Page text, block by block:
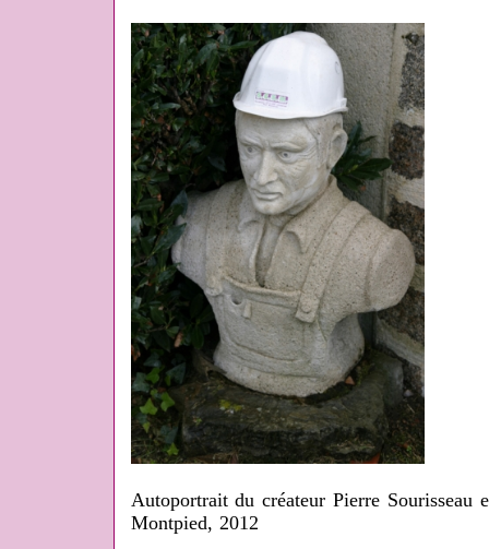
Autoportrait du créateur Pierre Sourisseau
Montpied, 2012